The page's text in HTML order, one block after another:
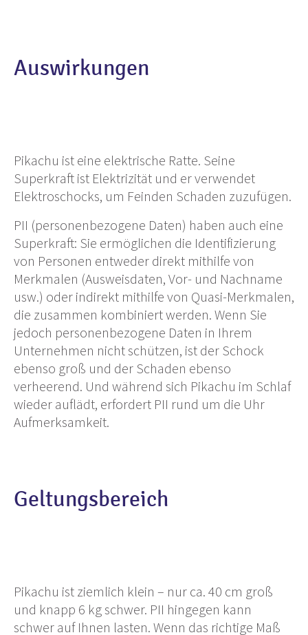
Auswirkungen
Pikachu ist eine elektrische Ratte. Seine
Superkraft ist Elektrizität und er verwendet
Elektroschocks, um Feinden Schaden zuzufügen.
PII (personenbezogene Daten) haben auch eine
Superkraft: Sie ermöglichen die Identifizierung
von Personen entweder direkt mithilfe von
Merkmalen (Ausweisdaten, Vor- und Nachname
usw.) oder indirekt mithilfe von Quasi-Merkmalen,
die zusammen kombiniert werden. Wenn Sie
jedoch personenbezogene Daten in Ihrem
Unternehmen nicht schützen, ist der Schock
ebenso groß und der Schaden ebenso
verheerend. Und während sich Pikachu im Schlaf
wieder auflädt, erfordert PII rund um die Uhr
Aufmerksamkeit.
Geltungsbereich
Pikachu ist ziemlich klein – nur ca. 40 cm groß
und knapp 6 kg schwer. PII hingegen kann
schwer auf Ihnen lasten. Wenn das richtige Maß